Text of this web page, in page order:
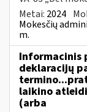
Metai: 2024
Mokesčių
m.
Informacinis
deklaracijų
laikino
(arba